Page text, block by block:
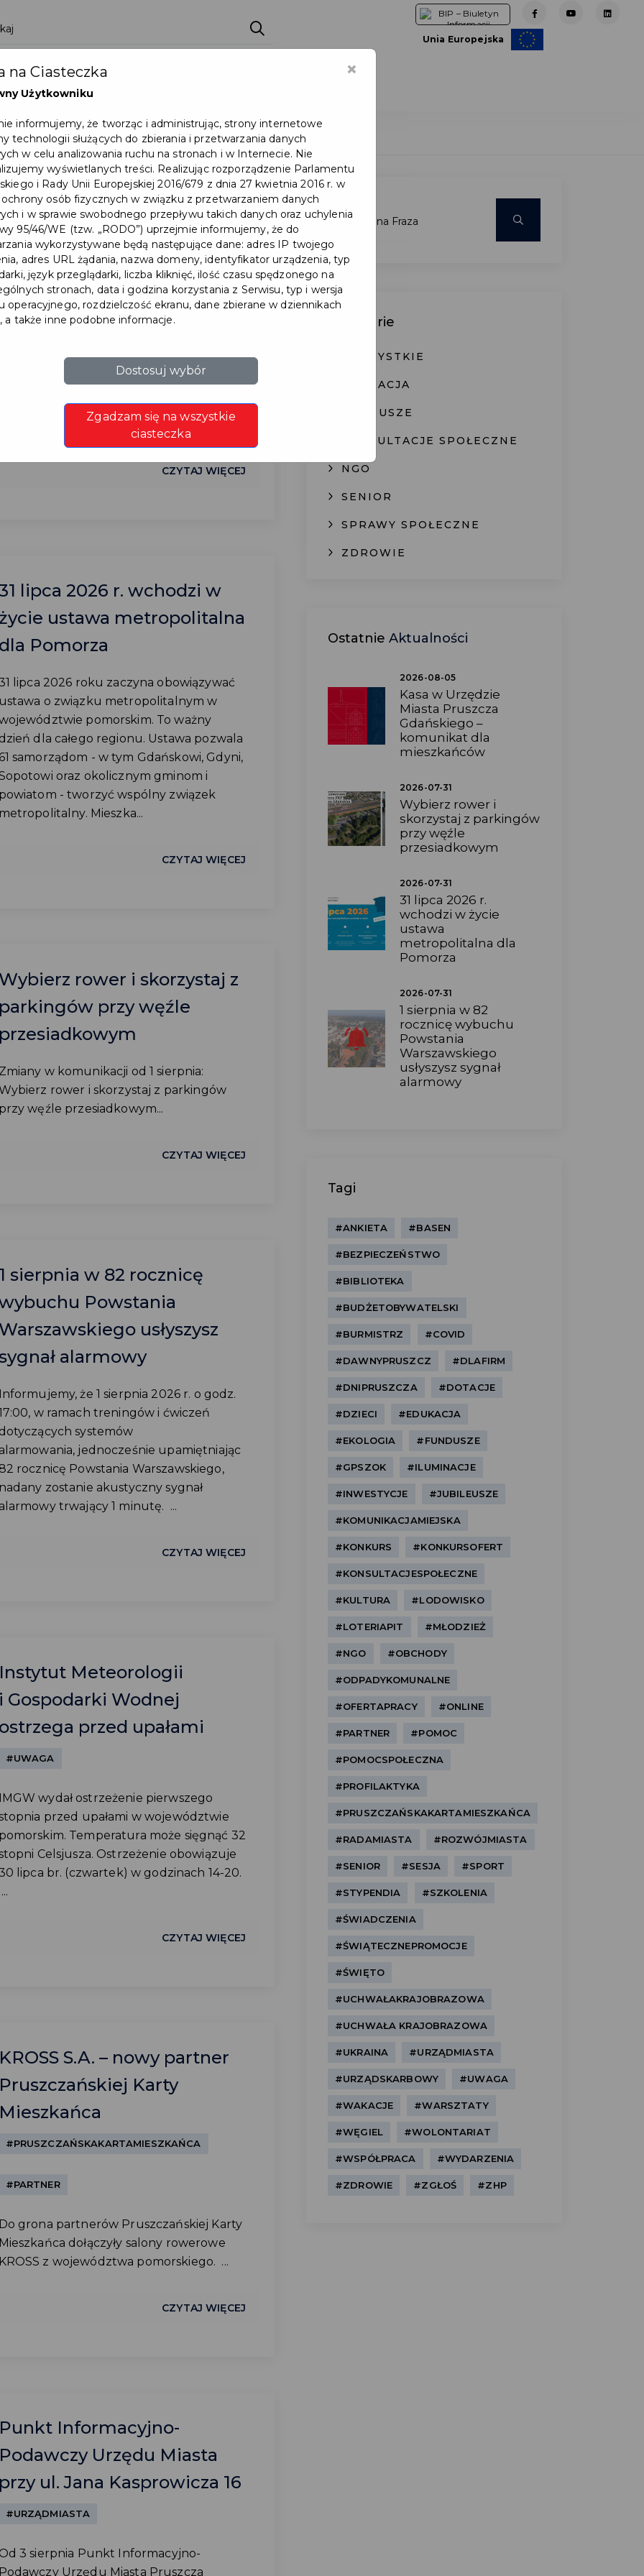
Unia Europejska
w Urzędzie Miasta
Gdańskiego –
dla
płatności gotówkowych TYLKO
godziny 12.00, płatności
bez zmian – do godziny
CZYTAJ WIĘCEJ
lipca 2026 r. wchodzi w
ustawa metropolitalna
Pomorza
lipca 2026 roku zaczyna obowiązywać
o związku metropolitalnym w
pomorskim. To ważny
dla całego regionu. Ustawa pozwala
samorządom - w tym Gdańskowi, Gdyni,
oraz okolicznym gminom i
- tworzyć wspólny związek
Mieszka...
CZYTAJ WIĘCEJ
rower i skorzystaj z
przy węźle
w komunikacji od 1 sierpnia:
rower i skorzystaj z parkingów
węźle przesiadkowym...
CZYTAJ WIĘCEJ
sierpnia w 82 rocznicę
Powstania
usłyszysz
alarmowy
że 1 sierpnia 2026 r. o godz.
w ramach treningów i ćwiczeń
systemów
jednocześnie upamiętniając
rocznicę Powstania Warszawskiego,
zostanie akustyczny sygnał
trwający 1 minutę. ...
CZYTAJ WIĘCEJ
Meteorologii
Gospodarki Wodnej
przed upałami
#UWAGA
wydał ostrzeżenie pierwszego
przed upałami w województwie
Temperatura może sięgnąć 32
Celsjusza. Ostrzeżenie obowiązuje
lipca br. (czwartek) w godzinach 14-20.
CZYTAJ WIĘCEJ
S.A. – nowy partner
Karty
#PRUSZCZAŃSKAKARTAMIESZKAŃCA
#PARTNER
grona partnerów Pruszczańskiej Karty
dołączyły salony rowerowe
z województwa pomorskiego. ...
CZYTAJ WIĘCEJ
Informacyjno-
Urzędu Miasta
ul. Jana Kasprowicza 16
#URZĄDMIASTA
3 sierpnia Punkt Informacyjno-
Urzędu Miasta Pruszcza
Kategorie
WSZYSTKIE
EDUKACJA
FUNDUSZE
KONSULTACJE SPOŁECZNE
NGO
SENIOR
SPRAWY SPOŁECZNE
ZDROWIE
Ostatnie Aktualności
2026-08-05
Kasa w Urzędzie
Miasta Pruszcza
Gdańskiego –
komunikat dla
mieszkańców
2026-07-31
Wybierz rower i
skorzystaj z parkingów
przy węźle
przesiadkowym
2026-07-31
31 lipca 2026 r.
wchodzi w życie
ustawa
metropolitalna dla
Pomorza
2026-07-31
1 sierpnia w 82
rocznicę wybuchu
Powstania
Warszawskiego
usłyszysz sygnał
alarmowy
Tagi
#ANKIETA #BASEN
#BEZPIECZEŃSTWO
#BIBLIOTEKA
#BUDŻETOBYWATELSKI
#BURMISTRZ #COVID
#DAWNYPRUSZCZ #DLAFIRM
#DNIPRUSZCZA #DOTACJE
#DZIECI #EDUKACJA
#EKOLOGIA #FUNDUSZE
#GPSZOK #ILUMINACJE
#INWESTYCJE #JUBILEUSZE
#KOMUNIKACJAMIEJSKA
#KONKURS #KONKURSOFERT
#KONSULTACJESPOŁECZNE
#KULTURA #LODOWISKO
#LOTERIAPIT #MŁODZIEŻ
#NGO #OBCHODY
#ODPADYKOMUNALNE
#OFERTAPRACY #ONLINE
#PARTNER #POMOC
#POMOCSPOŁECZNA
#PROFILAKTYKA
#PRUSZCZAŃSKAKARTAMIESZKAŃCA
#RADAMIASTA #ROZWÓJMIASTA
#SENIOR #SESJA #SPORT
#STYPENDIA #SZKOLENIA
#ŚWIADCZENIA
#ŚWIĄTECZNEPROMOCJE
#ŚWIĘTO
#UCHWAŁAKRAJOBRAZOWA
#UCHWAŁA KRAJOBRAZOWA
#UKRAINA #URZĄDMIASTA
#URZĄDSKARBOWY #UWAGA
#WAKACJE #WARSZTATY
#WĘGIEL #WOLONTARIAT
#WSPÓŁPRACA #WYDARZENIA
#ZDROWIE #ZGŁOŚ #ZHP
×
na Ciasteczka
Użytkowniku
informujemy, że tworząc i administrując, strony internetowe
technologii służących do zbierania i przetwarzania danych
w celu analizowania ruchu na stronach i w Internecie. Nie
wyświetlanych treści. Realizując rozporządzenie Parlamentu
i Rady Unii Europejskiej 2016/679 z dnia 27 kwietnia 2016 r. w
ochrony osób fizycznych w związku z przetwarzaniem danych
i w sprawie swobodnego przepływu takich danych oraz uchylenia
95/46/WE (tzw. „RODO”) uprzejmie informujemy, że do
wykorzystywane będą następujące dane: adres IP twojego
adres URL żądania, nazwa domeny, identyfikator urządzenia, typ
język przeglądarki, liczba kliknięć, ilość czasu spędzonego na
stronach, data i godzina korzystania z Serwisu, typ i wersja
operacyjnego, rozdzielczość ekranu, dane zbierane w dziennikach
a także inne podobne informacje.
Dostosuj wybór
Zgadzam się na wszystkie
ciasteczka